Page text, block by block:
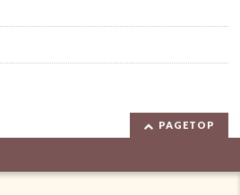
PAGETOP